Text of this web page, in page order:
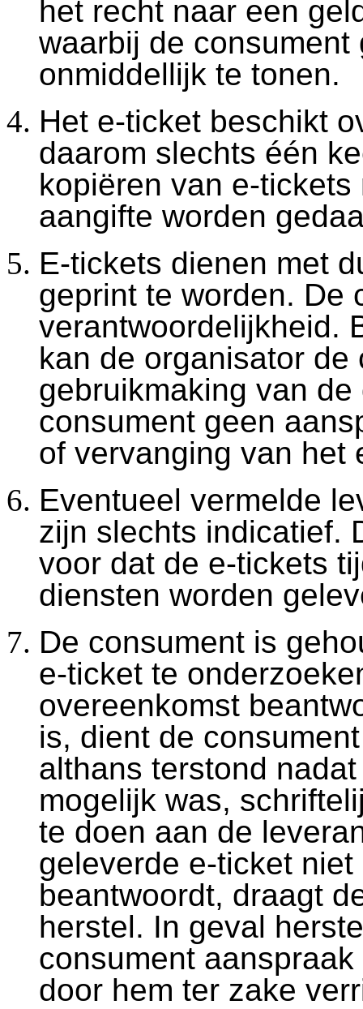
het recht naar een
waarbij de
onmiddellijk te tonen.
Het e-ticket beschikt
daarom slechts één
kopiëren van e-
aangifte worden
E-tickets dienen met
geprint te worden. De
verantwoordelijkheid.
kan de organisator
gebruikmaking van
consument geen
of vervanging van het
Eventueel vermelde
zijn slechts indicatief.
voor dat de e-tickets
diensten worden
De consument is
e-ticket te
overeenkomst
is, dient de
althans terstond
mogelijk was,
te doen aan de
geleverde e-ticket
beantwoordt, draagt
herstel. In geval
consument
door hem ter zake